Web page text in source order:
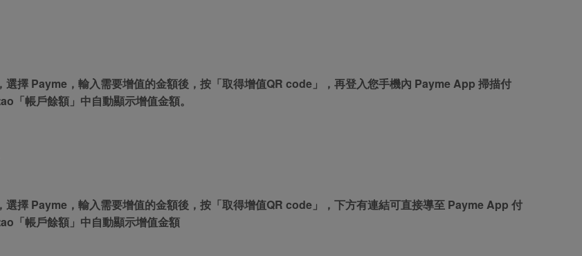
加APP加碼活動，可掃瞄QRcode下載APP。
23:59。
、「日本商城代購」 「第一次付款」使用，可折抵服務費與
惠券、住宿券、禮券、儲值卡……等等」、48小時外付
，如有變更恕不另行通知，將以官網公告為準。
選擇 Payme，輸入需要增值的金額後，按「取得增值QR code」，再登入您手機內 Payme App 掃描付
「帳戶餘額」中自動顯示增值金額。
選擇 Payme，輸入需要增值的金額後，按「取得增值QR code」，下方有連結可直接導至 Payme App 付
「帳戶餘額」中自動顯示增值金額